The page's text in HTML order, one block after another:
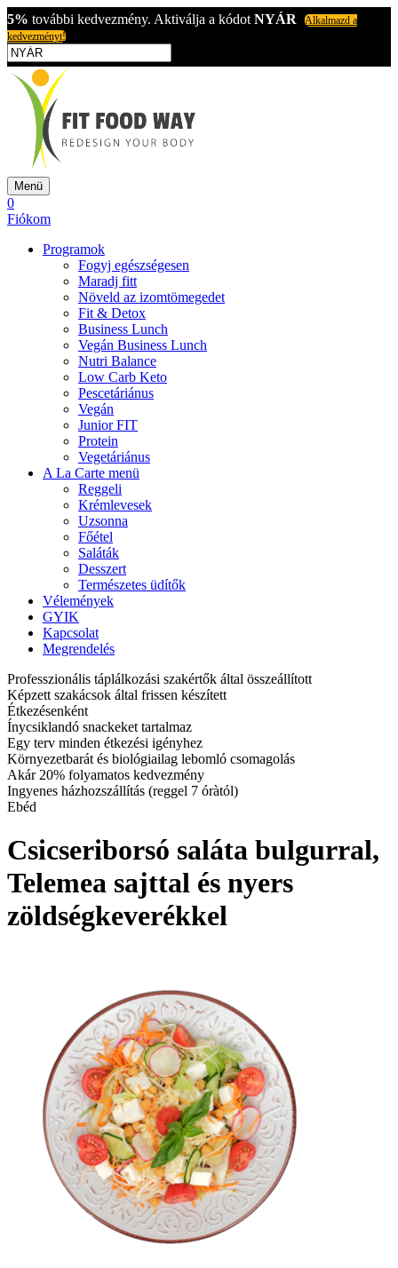
5% további kedvezmény. Aktiválja a kódot NYÁR
Alkalmazd a
kedvezményt!
Menü
0
Fiókom
Programok
Fogyj egészségesen
Maradj fitt
Növeld az izomtömegedet
Fit & Detox
Business Lunch
Vegán Business Lunch
Nutri Balance
Low Carb Keto
Pescetáriánus
Vegán
Junior FIT
Protein
Vegetáriánus
A La Carte menü
Reggeli
Krémlevesek
Uzsonna
Főétel
Saláták
Desszert
Természetes üdítők
Vélemények
GYIK
Kapcsolat
Megrendelés
Professzionális táplálkozási szakértők által összeállított
Képzett szakácsok által frissen készített
Étkezésenként
Ínycsiklandó snackeket tartalmaz
Egy terv minden étkezési igényhez
Környezetbarát és biológiailag lebomló csomagolás
Akár 20% folyamatos kedvezmény
Ingyenes házhozszállítás (reggel 7 óràtól)
Ebéd
Csicseriborsó saláta bulgurral,
Telemea sajttal és nyers
zöldségkeverékkel